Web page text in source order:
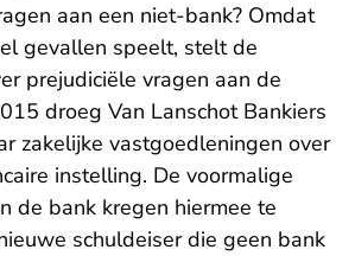
aan een niet-bank? Omdat
gevallen speelt, stelt de
prejudiciële vragen aan de
droeg Van Lanschot Bankiers
zakelijke vastgoedleningen over
instelling. De voormalige
de bank kregen hiermee te
schuldeiser die geen bank